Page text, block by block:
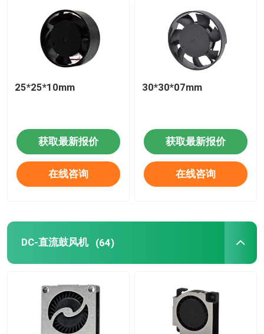
25*25*10mm
获取最新报价
在线咨询
30*30*07mm
获取最新报价
在线咨询
DC-直流鼓风机 (64)